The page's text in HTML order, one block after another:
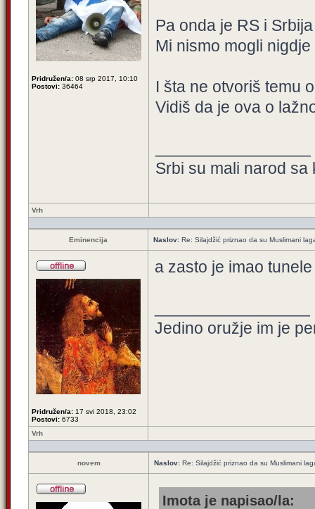
Pridružen/a: 08 srp 2017, 10:10
Postovi: 36464
Pa onda je RS i
Mi nismo mogli
I šta ne otvoriš temu
Vidiš da je ova o
Srbi su mali narod
Vrh
Eminencija Naslov: Re: Silajdžić priznao da su Muslimani
Pridružen/a: 17 svi 2018, 23:02
Postovi: 6733
a zasto je imao
Jedino oružje im je
Vrh
novem Naslov: Re: Silajdžić priznao da su Muslimani
Imota je napisao/la: